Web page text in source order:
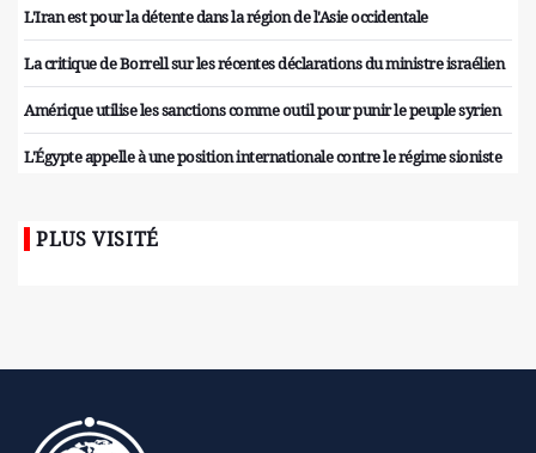
L'Iran est pour la détente dans la région de l'Asie occidentale
La critique de Borrell sur les récentes déclarations du ministre israélien
Amérique utilise les sanctions comme outil pour punir le peuple syrien
L'Égypte appelle à une position internationale contre le régime sioniste
PLUS VISITÉ